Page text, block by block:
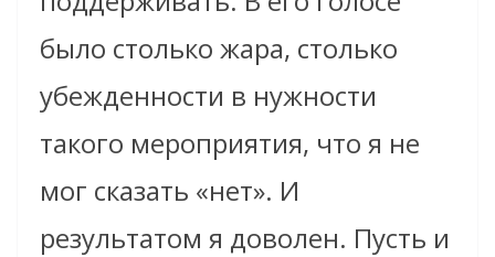
было столько жара, столько
убежденности в нужности
такого мероприятия, что я не
мог сказать «нет». И
результатом я доволен. Пусть и